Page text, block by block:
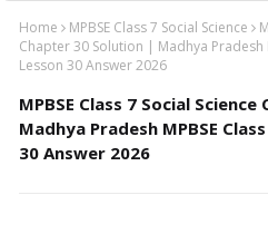
Home MPBSE Class 7 Social Science
Chapter 30 Solution | Madhya Pradesh
Lesson 30 Answer 2026
MPBSE Class 7 Social
Madhya Pradesh MPBSE
30 Answer 2026